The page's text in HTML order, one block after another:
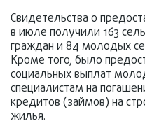
Свидетельства о
в июле получили 163
граждан и 84 молодых
Кроме того, было
социальных выплат
специалистам на
кредитов (займов) на
жилья.